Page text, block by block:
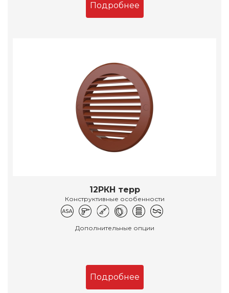
Подробнее
12РКН терр
Конструктивные особенности
Дополнительные опции
Подробнее